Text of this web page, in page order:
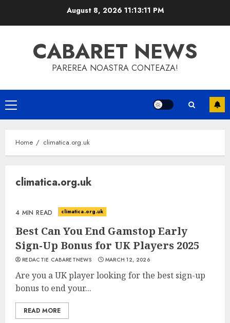
August 8, 2026 11:13:11 PM
CABARET NEWS
PAREREA NOASTRA CONTEAZA!
Primary
Menu
Home climatica.org.uk
climatica.org.uk
4 MIN READ climatica.org.uk
Best Can You End Gamstop Early
Sign-Up Bonus for UK Players 2025
REDACTIE CABARETNEWS MARCH 12, 2026
Are you a UK player looking for the best sign-up
bonus to end your...
READ MORE